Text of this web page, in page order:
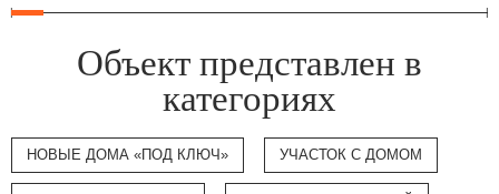
Объект представлен в
категориях
НОВЫЕ ДОМА «ПОД КЛЮЧ» УЧАСТОК С ДОМОМ